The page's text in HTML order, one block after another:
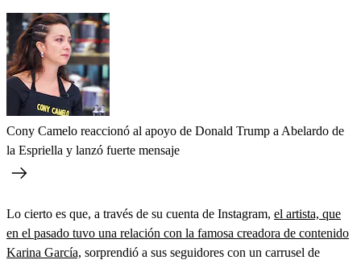
Cony Camelo reaccionó al apoyo de Donald Trump a Abelardo de
la Espriella y lanzó fuerte mensaje
Lo cierto es que, a través de su cuenta de Instagram, el artista, que
en el pasado tuvo una relación con la famosa creadora de contenido
Karina García, sorprendió a sus seguidores con un carrusel de